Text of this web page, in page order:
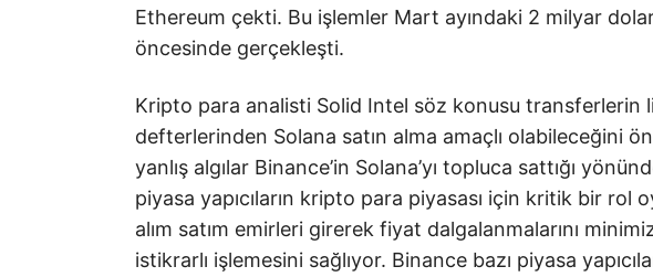
Ethereum çekti. Bu işlemler Mart ayındaki 2 milyar
öncesinde gerçekleşti.
Kripto para analisti Solid Intel söz konusu transferlerin
defterlerinden Solana satın alma amaçlı olabileceğini
yanlış algılar Binance’in Solana’yı topluca sattığı
piyasa yapıcıların kripto para piyasası için kritik bir rol
alım satım emirleri girerek fiyat dalgalanmalarını
istikrarlı işlemesini sağlıyor. Binance bazı piyasa